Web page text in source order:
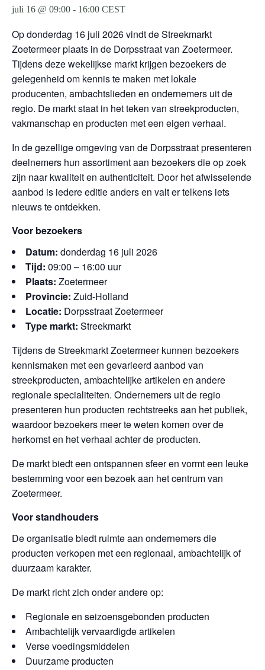
juli 16 @ 09:00 - 16:00 CEST
Op donderdag 16 juli 2026 vindt de Streekmarkt
Zoetermeer plaats in de Dorpsstraat van Zoetermeer.
Tijdens deze wekelijkse markt krijgen bezoekers de
gelegenheid om kennis te maken met lokale
producenten, ambachtslieden en ondernemers uit de
regio. De markt staat in het teken van streekproducten,
vakmanschap en producten met een eigen verhaal.
In de gezellige omgeving van de Dorpsstraat presenteren
deelnemers hun assortiment aan bezoekers die op zoek
zijn naar kwaliteit en authenticiteit. Door het afwisselende
aanbod is iedere editie anders en valt er telkens iets
nieuws te ontdekken.
Voor bezoekers
Datum: donderdag 16 juli 2026
Tijd: 09:00 – 16:00 uur
Plaats: Zoetermeer
Provincie: Zuid-Holland
Locatie: Dorpsstraat Zoetermeer
Type markt: Streekmarkt
Tijdens de Streekmarkt Zoetermeer kunnen bezoekers
kennismaken met een gevarieerd aanbod van
streekproducten, ambachtelijke artikelen en andere
regionale specialiteiten. Ondernemers uit de regio
presenteren hun producten rechtstreeks aan het publiek,
waardoor bezoekers meer te weten komen over de
herkomst en het verhaal achter de producten.
De markt biedt een ontspannen sfeer en vormt een leuke
bestemming voor een bezoek aan het centrum van
Zoetermeer.
Voor standhouders
De organisatie biedt ruimte aan ondernemers die
producten verkopen met een regionaal, ambachtelijk of
duurzaam karakter.
De markt richt zich onder andere op:
Regionale en seizoensgebonden producten
Ambachtelijk vervaardigde artikelen
Verse voedingsmiddelen
Duurzame producten